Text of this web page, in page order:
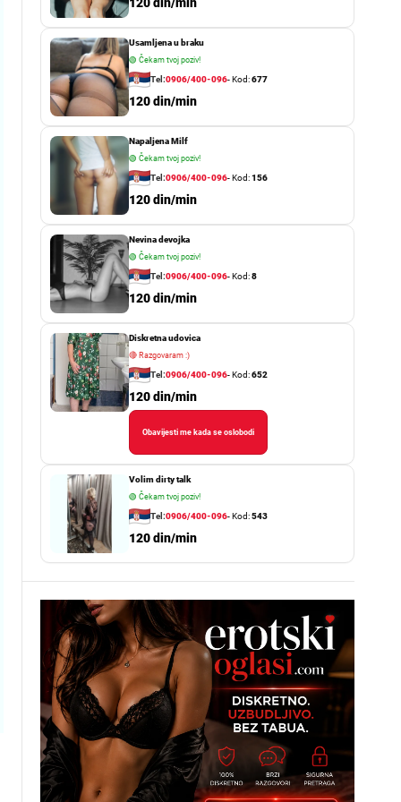
m
e
Usamljena u braku
🟢 Čekam tvoj poziv!
Tel:0906/400-096- Kod:677
120 din/min
Napaljena Milf
🟢 Čekam tvoj poziv!
Tel:0906/400-096- Kod:156
120 din/min
Nevina devojka
🟢 Čekam tvoj poziv!
Tel:0906/400-096- Kod:8
120 din/min
Diskretna udovica
🔴Razgovaram :)
Tel:0906/400-096- Kod:652
120 din/min
Obavijesti me kada se oslobodi
Volim dirty talk
🟢 Čekam tvoj poziv!
Tel:0906/400-096- Kod:543
120 din/min